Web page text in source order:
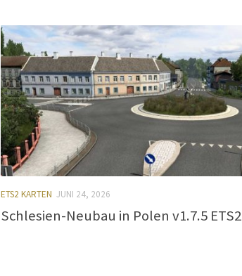
ETS2 KARTEN JUNI 24, 2026
Schlesien-Neubau in Polen v1.7.5 ETS2